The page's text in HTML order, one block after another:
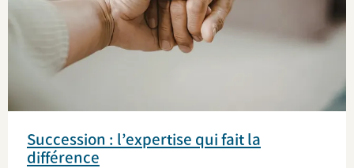
Succession : l’expertise qui fait la
différence